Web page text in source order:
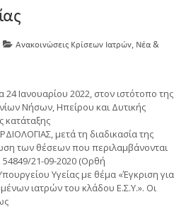
Ανακοινώσεις Κρίσεων Ιατρών, Νέα &
Ιανουαρίου 2022, στον ιστότοπο της
Νήσων, Ηπείρου και Δυτικής
κατάταξης
μετά τη διαδικασία της
των θέσεων που περιλαμβάνονται
54849/21-09-2020 (Ορθή
Υγείας με θέμα «Έγκριση για
ιατρών του κλάδου Ε.Σ.Υ.». Οι